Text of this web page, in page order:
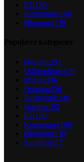
EU180
Kommuner160
Økonomi130
Øvrige1291
Udlændinge439
Øvrige346
Opinion256
Retspolitik246
Norden182
EU180
Kommuner160
Økonomi130
Sundhed117